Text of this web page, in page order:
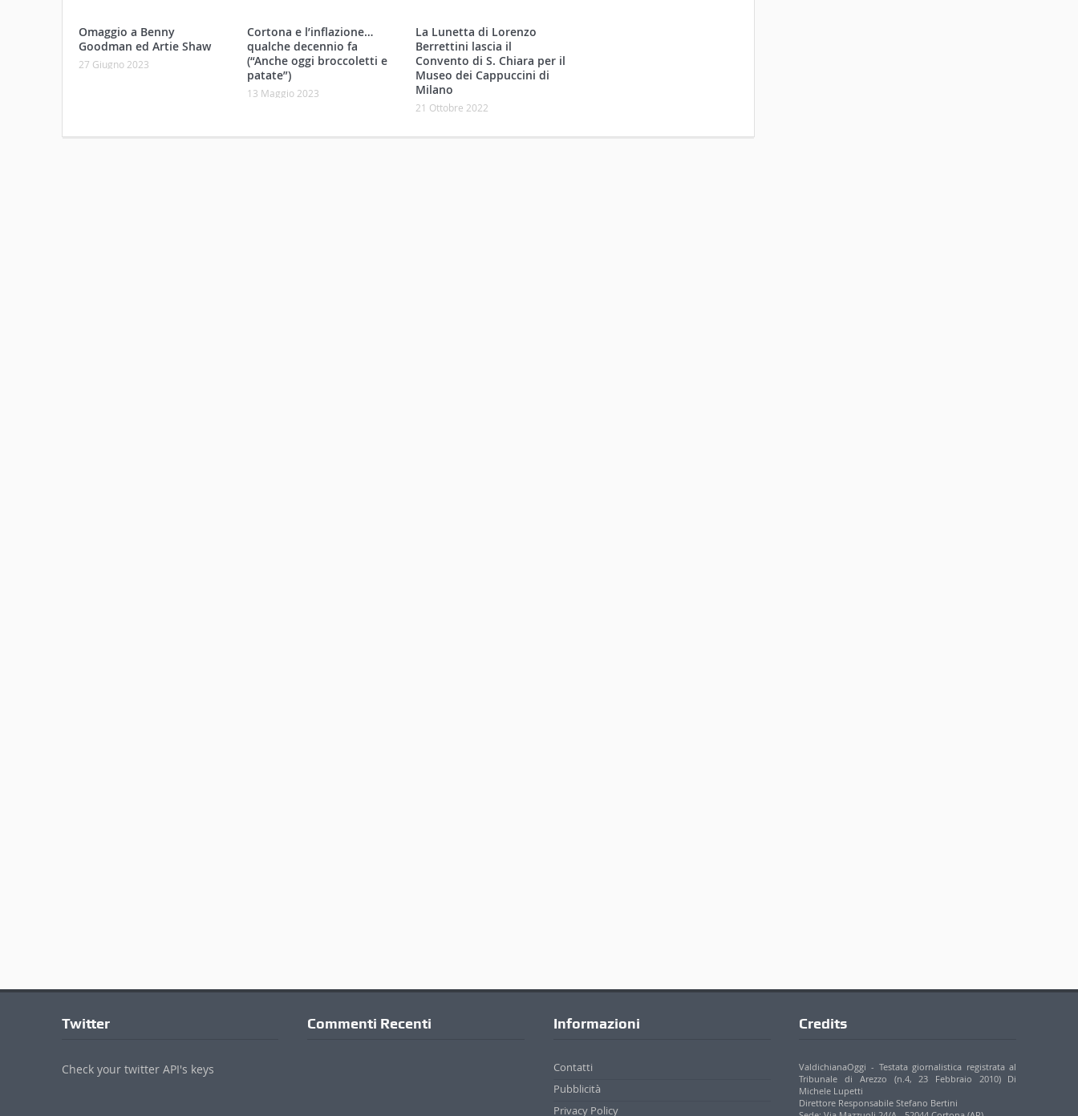
Omaggio a Benny
Goodman ed Artie Shaw
27 Giugno 2023
Cortona e l’inflazione…
qualche decennio fa
(“Anche oggi broccoletti e
patate”)
13 Maggio 2023
La Lunetta di Lorenzo
Berrettini lascia il
Convento di S. Chiara per il
Museo dei Cappuccini di
Milano
21 Ottobre 2022
Twitter
Check your twitter API's keys
Commenti Recenti Informazioni
Contatti
Pubblicità
Privacy Policy
Credits
ValdichianaOggi - Testata giornalistica registrata al
Tribunale di Arezzo (n.4, 23 Febbraio 2010) Di
Michele Lupetti
Direttore Responsabile Stefano Bertini